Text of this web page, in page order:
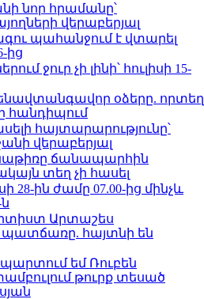
նոր հրամանը՝
վերաբերյալ
պահանջում է վտարել
ից
ջուր չի լինի՝ հուլիսի 15-
օձերը. որտեղ
հանդիպում
հայտարարությունը՝
վերաբերյալ
ճանապարհին
տեղ չի հասել
28-ին ժամը 07.00-ից մինչև
Արտաշես
պատճառը. հայտնի են
եմ Ռուբեն
թուրք տեսած